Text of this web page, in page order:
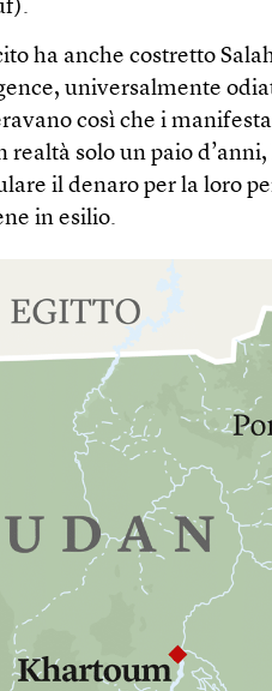
ha anche costretto
universalmente
così che i
solo un paio
il denaro per la loro
in esilio.